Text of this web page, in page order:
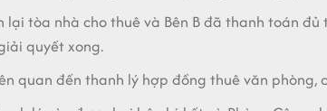
lại tòa nhà cho thuê và Bên B đã thanh toán
quyết xong.
quan đến thanh lý hợp đồng thuê văn phòng,